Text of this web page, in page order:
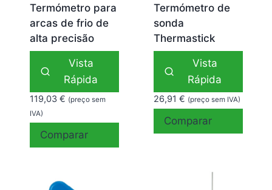
Termómetro para
arcas de frio de
alta precisão
Vista
Rápida
119,03 € (preço sem
IVA)
Comparar
Termómetro de
sonda
Thermastick
Vista
Rápida
26,91 € (preço sem IVA)
Comparar